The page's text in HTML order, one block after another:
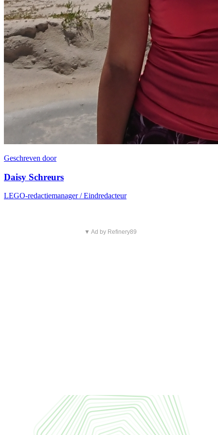
Geschreven door
Daisy Schreurs
LEGO-redactiemanager / Eindredacteur
▼ Ad by Refinery89